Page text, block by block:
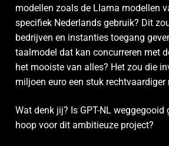
modellen zoals de Llama modellen
specifiek Nederlands gebruik? Dit
bedrijven en instanties toegang
taalmodel dat kan concurreren met
het mooiste van alles? Het zou die
miljoen euro een stuk rechtvaardiger
Wat denk jij? Is GPT-NL weggegooid
hoop voor dit ambitieuze project?